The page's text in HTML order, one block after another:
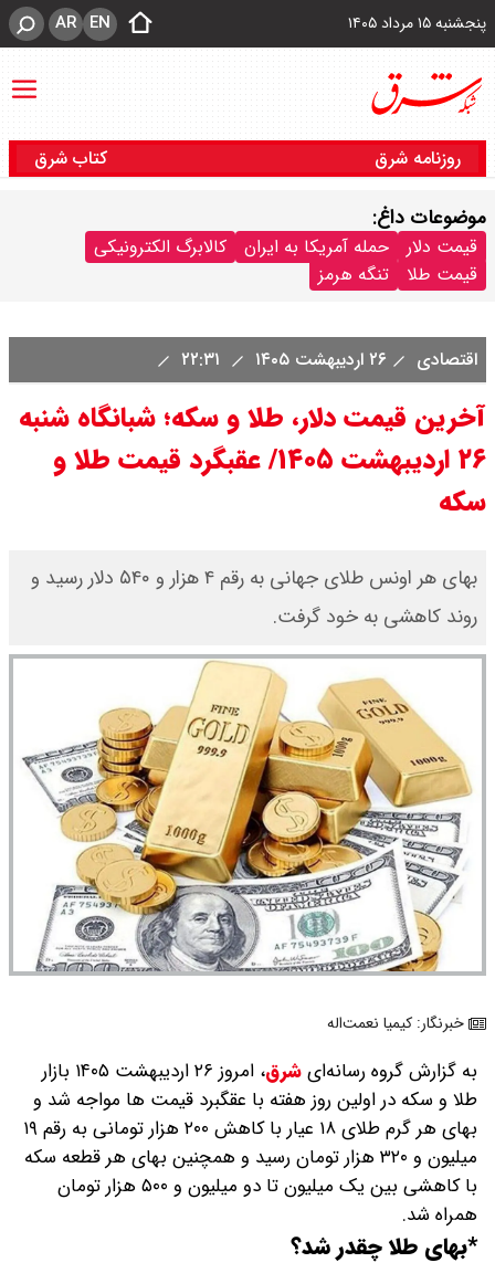
پنجشنبه ۱۵ مرداد ۱۴۰۵ EN
AR
روزنامه شرق کتاب شرق
موضوعات داغ:
قیمت دلار حمله آمریکا به ایران
کالابرگ الکترونیکی
قیمت طلا
تنگه هرمز
اقتصادی ۲۶ اردیبهشت ۱۴۰۵
آخرین قیمت دلار، طلا و سکه؛ شبانگاه شنبه
۲۶ اردیبهشت ۱۴۰۵/ عقبگرد قیمت طلا و
سکه
بهای هر اونس طلای جهانی به رقم ۴ هزار و ۵۴۰ دلار رسید و
روند کاهشی به خود گرفت.
خبرنگار: کیمیا نعمت‌اله
به گزارش گروه رسانه‌ایشرق،
امروز ۲۶ اردیبهشت ۱۴۰۵ بازار
طلا و سکه در اولین روز هفته با عقگبرد قیمت ها مواجه شد و
بهای هر گرم طلای ۱۸ عیار با کاهش ۲۰۰ هزار تومانی به رقم ۱۹
میلیون و ۳۲۰ هزار تومان رسید و همچنین بهای هر قطعه سکه
با کاهشی بین یک میلیون تا دو میلیون و ۵۰۰ هزار تومان
همراه شد.
*بهای طلا چقدر شد؟